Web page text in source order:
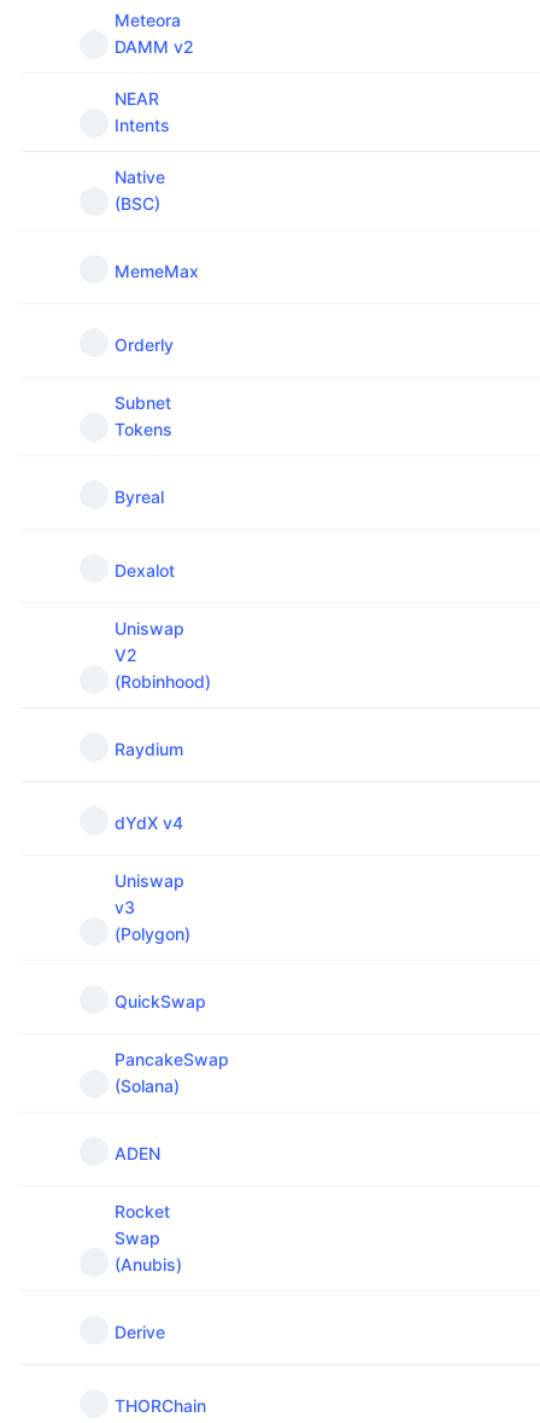
Meteora
DAMM v2
NEAR
Intents
Native
(BSC)
MemeMax
Orderly
Subnet
Tokens
Byreal
Dexalot
Uniswap
V2
(Robinhood)
Raydium
dYdX v4
Uniswap
v3
(Polygon)
QuickSwap
PancakeSwap
(Solana)
ADEN
Rocket
Swap
(Anubis)
Derive
THORChain